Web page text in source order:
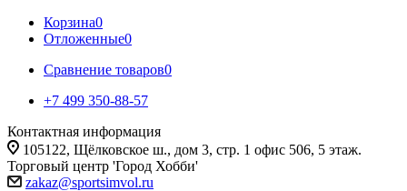
Корзина0
Отложенные0
Сравнение товаров0
+7 499 350-88-57
Контактная информация
105122, Щёлковское ш., дом 3, стр. 1 офис 506, 5 этаж.
Торговый центр 'Город Хобби'
zakaz@sportsimvol.ru